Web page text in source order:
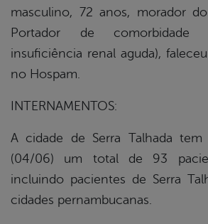
masculino, 72 anos, morador
Portador de comorbidade
insuficiência renal aguda),
no Hospam.
INTERNAMENTOS:
A cidade de Serra Talhada tem
(04/06) um total de 93
incluindo pacientes de Serra
cidades pernambucanas.